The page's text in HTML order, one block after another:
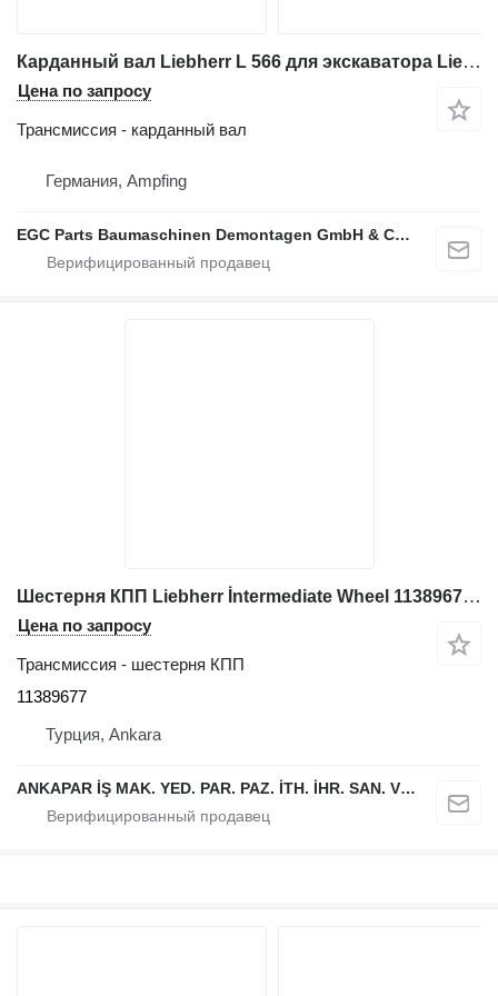
Карданный вал Liebherr L 566 для экскаватора Liebherr L 566
Цена по запросу
Трансмиссия - карданный вал
Германия, Ampfing
EGC Parts Baumaschinen Demontagen GmbH & Co. KG
Шестерня КПП Liebherr İntermediate Wheel 11389677 для фронтального погрузчика Liebherr L544,L554,L550,L556,L566,L576L580
Цена по запросу
Трансмиссия - шестерня КПП
11389677
Турция, Ankara
ANKAPAR İŞ MAK. YED. PAR. PAZ. İTH. İHR. SAN. VE TİC. LTD. ŞTİ.